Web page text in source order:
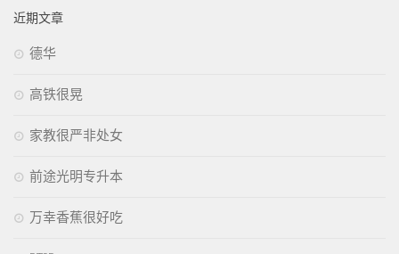
近期文章
德华
高铁很晃
家教很严非处女
前途光明专升本
万幸香蕉很好吃